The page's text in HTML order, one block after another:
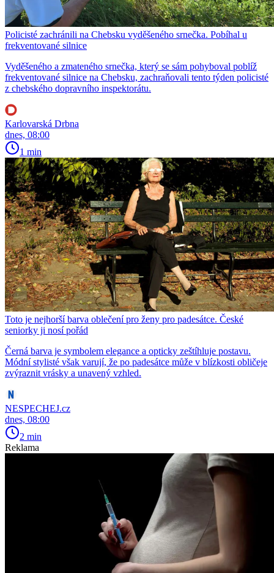
Policisté zachránili na Chebsku vyděšeného srnečka. Pobíhal u
frekventované silnice
Vyděšeného a zmateného srnečka, který se sám pohyboval poblíž
frekventované silnice na Chebsku, zachraňovali tento týden policisté
z chebského dopravního inspektorátu.
Karlovarská Drbna
dnes, 08:00
1 min
Toto je nejhorší barva oblečení pro ženy pro padesátce. České
seniorky ji nosí pořád
Černá barva je symbolem elegance a opticky zeštíhluje postavu.
Módní stylisté však varují, že po padesátce může v blízkosti obličeje
zvýraznit vrásky a unavený vzhled.
NESPECHEJ.cz
dnes, 08:00
2 min
Reklama